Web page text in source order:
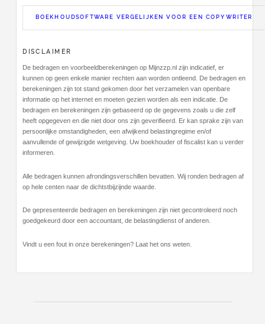
BOEKHOUDSOFTWARE VERGELIJKEN VOOR EEN COPYWRITER
DISCLAIMER
De bedragen en voorbeeldberekeningen op Mijnzzp.nl zijn indicatief, er
kunnen op geen enkele manier rechten aan worden ontleend. De bedragen en
berekeningen zijn tot stand gekomen door het verzamelen van openbare
informatie op het internet en moeten gezien worden als een indicatie. De
bedragen en berekeningen zijn gebaseerd op de gegevens zoals u die zelf
heeft opgegeven en die niet door ons zijn geverifieerd. Er kan sprake zijn van
persoonlijke omstandigheden, een afwijkend belastingregime en/of
aanvullende of gewijzigde wetgeving. Uw boekhouder of fiscalist kan u verder
informeren.
Alle bedragen kunnen afrondingsverschillen bevatten. Wij ronden bedragen af
op hele centen naar de dichtstbijzijnde waarde.
De gepresenteerde bedragen en berekeningen zijn niet gecontroleerd noch
goedgekeurd door een accountant, de belastingdienst of anderen.
Vindt u een fout in onze berekeningen? Laat het ons weten.